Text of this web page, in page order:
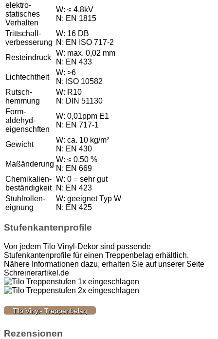
elektro-
statisches
Verhalten
W: ≤ 4,8kV
N: EN 1815
Trittschall-
verbesserung
W: 16 DB
N: EN ISO 717-2
Resteindruck
W: max. 0,02 mm
N: EN 433
Lichtechtheit
W: >6
N: ISO 10582
Rutsch-
hemmung
W: R10
N: DIN 51130
Form-
aldehyd-
eigenschften
W: 0,01ppm E1
N: EN 717-1
Gewicht
W: ca. 10 kg/m²
N: EN 430
Maßänderung
W: ≤ 0,50 %
N: EN 669
Chemikalien-
beständigkeit
W: 0 = sehr gut
N: EN 423
Stuhlrollen-
eignung
W: geeignet Typ W
N: EN 425
Stufenkantenprofile
Von jedem Tilo Vinyl-Dekor sind passende
Stufenkantenprofile für einen Treppenbelag erhältlich.
Nähere Informationen dazu, erhalten Sie auf unserer Seite
Schreinerartikel.de
Tilo Vinyl- Treppenbelag
Rezensionen